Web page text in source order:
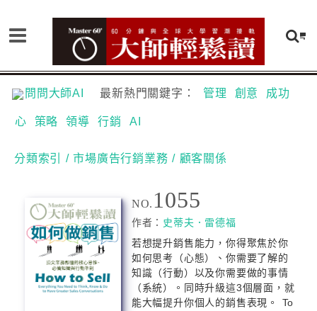
問問大師AI 最新熱門關鍵字： 管理 創意 成功
心 策略 領導 行銷 AI
分類索引 / 市場廣告行銷業務 / 顧客關係
NO. 1055
作者： 史蒂夫．雷德福
若想提升銷售能力，你得聚焦於你
如何思考（心態）、你需要了解的
知識（行動）以及你需要做的事情
（系統）。同時升級這3個層面，就
能大幅提升你個人的銷售表現。 To